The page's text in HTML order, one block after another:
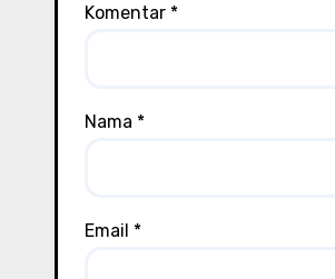
Komentar *
Nama *
Email *